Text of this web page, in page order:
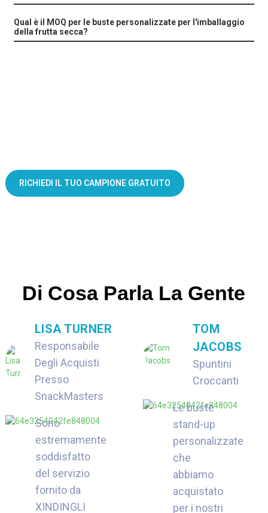
Qual è il MOQ per le buste personalizzate per l'imballaggio
della frutta secca?
RICHIEDI IL TUO CAMPIONE GRATUITO
Di Cosa Parla La Gente
LISA TURNER
Responsabile
Degli Acquisti
Presso
SnackMasters
Sono
estremamente
soddisfatto
del servizio
fornito da
XINDINGLI
TOM
JACOBS
Spuntini
Croccanti
Le buste
stand-up
personalizzate
che
abbiamo
acquistato
per i nostri